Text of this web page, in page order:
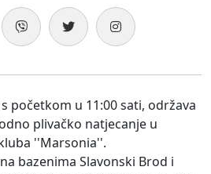
početkom u 11:00 sati, održava
plivačko natjecanje u
''Marsonia''.
bazenima Slavonski Brod i